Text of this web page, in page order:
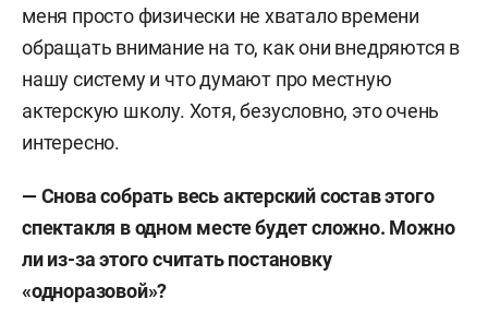
меня просто физически не хватало времени
обращать внимание на то, как они внедряются в
нашу систему и что думают про местную
актерскую школу. Хотя, безусловно, это очень
интересно.
— Снова собрать весь актерский состав этого
спектакля в одном месте будет сложно. Можно
ли из-за этого считать постановку
«одноразовой»?